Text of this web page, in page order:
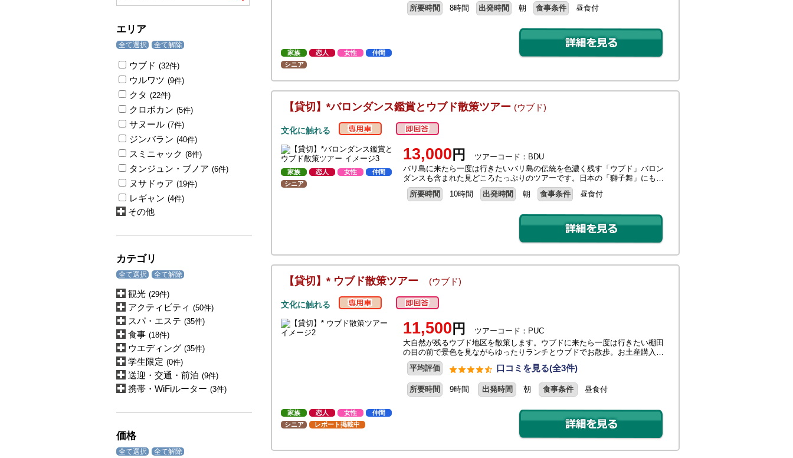
エリア
全て選択 全て解除
ウブド (32件)
ウルワツ (9件)
クタ (22件)
クロボカン (5件)
サヌール (7件)
ジンバラン (40件)
スミニャック (8件)
タンジュン・ブノア (6件)
ヌサドゥア (19件)
レギャン (4件)
その他
カテゴリ
全て選択 全て解除
観光 (29件)
アクティビティ (50件)
スパ・エステ (35件)
食事 (18件)
ウエディング (35件)
学生限定 (0件)
送迎・交通・前泊 (9件)
携帯・WiFiルーター (3件)
価格
全て選択 全て解除
家族 恋人 女性
仲間
シニア
所要時間
8時間 出発時間 朝 食事条件 昼食付
【貸切】*バロンダンス鑑賞とウブド散策ツアー (ウブド)
文化に触れる
家族 恋人 女性
仲間
シニア
13,000 円
ツアーコード：BDU
バリ島に来たら一度は行きたいバリ島の伝統を色濃く残す「ウブド」バロン
ダンスも含まれた見どころたっぷりのツアーです。日本の「獅子舞」にも…
所要時間
10時間 出発時間 朝 食事条件 昼食付
【貸切】* ウブド散策ツアー (ウブド)
文化に触れる
家族 恋人 女性
仲間
シニア
レポート掲載中
11,500 円
ツアーコード：PUC
大自然が残るウブド地区を散策します。ウブドに来たら一度は行きたい棚田
の目の前で景色を見ながらゆったりランチとウブドでお散歩。お土産購入…
平均評価
口コミを見る(全3件)
所要時間 9時間 出発時間 朝 食事条件 昼食付